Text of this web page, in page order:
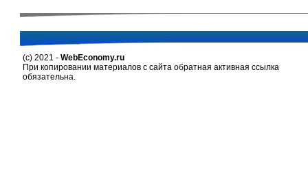
(c) 2021 - WebEconomy.ru
При копировании материалов с сайта обратная активная ссылка
обязательна.